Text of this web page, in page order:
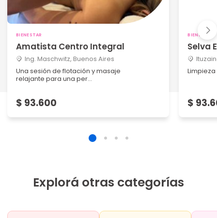
BIENESTAR
Amatista Centro Integral
Ing. Maschwitz, Buenos Aires
Una sesión de flotación y masaje
relajante para una per...
$ 93.600
BIENESTAR
Selva
$
Explorá otras categorías